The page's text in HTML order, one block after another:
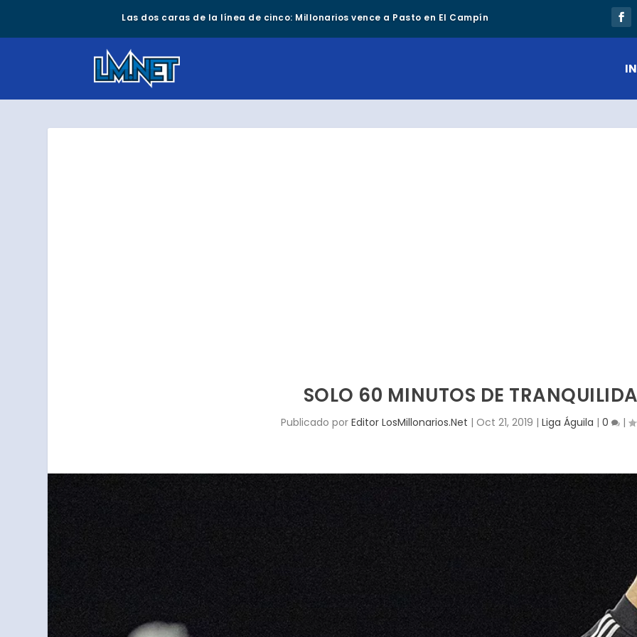
Las dos caras de la línea de cinco: Millonarios vence a Pasto en El Campín
SOLO 60 MINUTOS DE
Publicado por Editor LosMillonarios.Net | Oct 21, 2019 | Liga Águila | 0 |